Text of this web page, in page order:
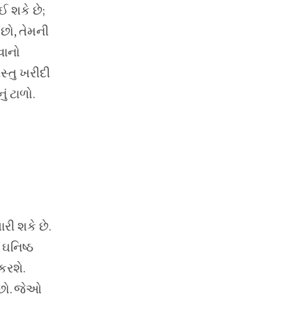
શકે છે;
તેમની
ખરીદી
શકે છે.
છો. જેઓ